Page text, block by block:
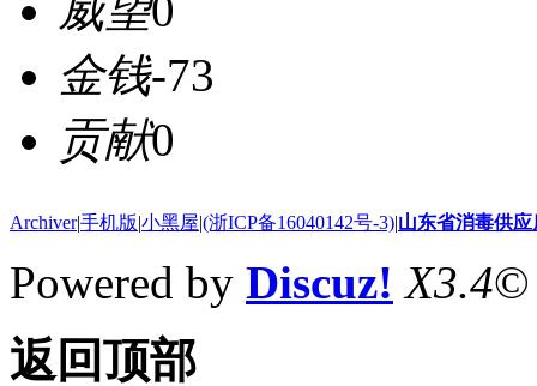
威望0
金钱-73
贡献0
Archiver|手机版|小黑屋|(浙ICP备16040142号-3)|山东省消毒供
Powered by Discuz! X3.4©
返回顶部